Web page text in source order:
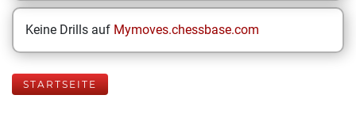
Keine Drills auf Mymoves.chessbase.com
STARTSEITE